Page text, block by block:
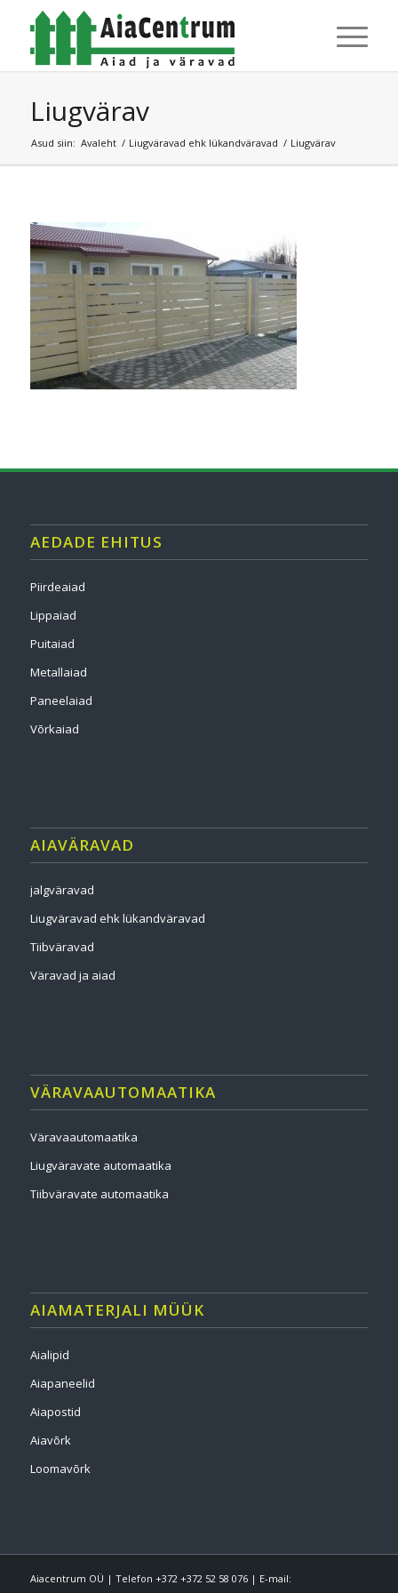
Liugvärav
Asud siin: Avaleht / Liugväravad ehk lükandväravad / Liugvärav
AEDADE EHITUS
Piirdeaiad
Lippaiad
Puitaiad
Metallaiad
Paneelaiad
Võrkaiad
AIAVÄRAVAD
jalgväravad
Liugväravad ehk lükandväravad
Tiibväravad
Väravad ja aiad
VÄRAVAAUTOMAATIKA
Väravaautomaatika
Liugväravate automaatika
Tiibväravate automaatika
AIAMATERJALI MÜÜK
Aialipid
Aiapaneelid
Aiapostid
Aiavõrk
Loomavõrk
Aiacentrum OÜ | Telefon +372 +372 52 58 076 | E-mail: